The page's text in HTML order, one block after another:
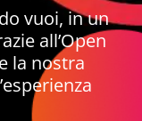
vuoi, in un
all’Open
la nostra